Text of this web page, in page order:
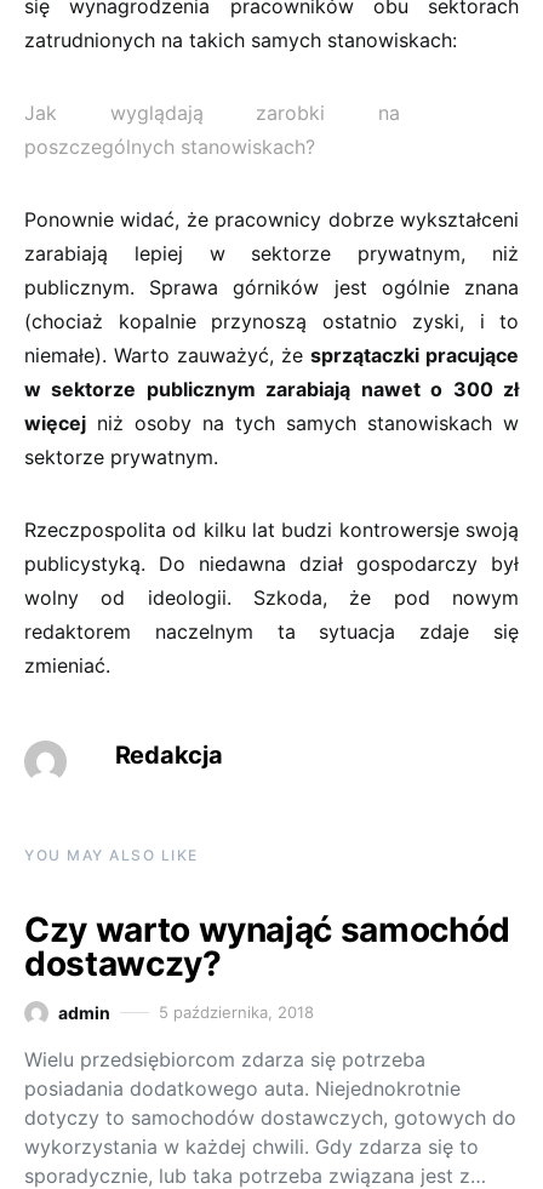
się wynagrodzenia pracowników obu sektorach
zatrudnionych na takich samych stanowiskach:
Jak wyglądają zarobki na
poszczególnych stanowiskach?
Ponownie widać, że pracownicy dobrze wykształceni
zarabiają lepiej w sektorze prywatnym, niż
publicznym. Sprawa górników jest ogólnie znana
(chociaż kopalnie przynoszą ostatnio zyski, i to
niemałe). Warto zauważyć, że sprzątaczki pracujące
w sektorze publicznym zarabiają nawet o 300 zł
więcej niż osoby na tych samych stanowiskach w
sektorze prywatnym.
Rzeczpospolita od kilku lat budzi kontrowersje swoją
publicystyką. Do niedawna dział gospodarczy był
wolny od ideologii. Szkoda, że pod nowym
redaktorem naczelnym ta sytuacja zdaje się
zmieniać.
Redakcja
YOU MAY ALSO LIKE
Czy warto wynająć samochód
dostawczy?
admin 5 października, 2018
Wielu przedsiębiorcom zdarza się potrzeba
posiadania dodatkowego auta. Niejednokrotnie
dotyczy to samochodów dostawczych, gotowych do
wykorzystania w każdej chwili. Gdy zdarza się to
sporadycznie, lub taka potrzeba związana jest z…